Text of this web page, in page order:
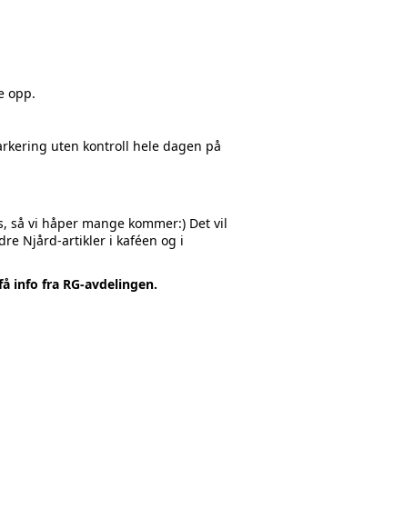
opp.
uten kontroll hele dagen på
så vi håper mange kommer:) Det vil
Njård-artikler i kaféen og i
info fra RG-avdelingen.